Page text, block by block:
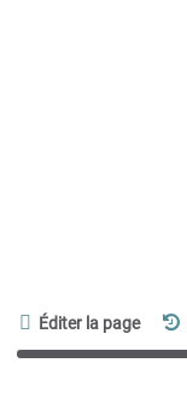
Éditer la page